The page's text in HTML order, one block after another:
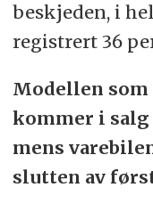
beskjeden, i
registrert 36
Modellen
kommer i salg
mens
slutten av